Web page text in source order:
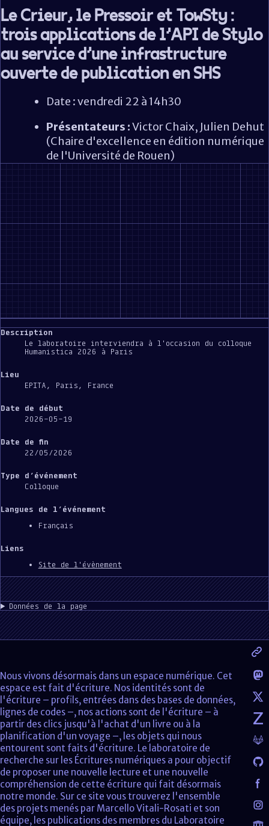
Le Crieur, le Pressoir et TowSty :
trois applications de l'API de Stylo
au service d'une infrastructure
ouverte de publication en SHS
Date : vendredi 22 à 14h30
Présentateurs :Victor Chaix, Julien Dehut
(Chaire d'excellence en édition numérique
de l'Université de Rouen)
Description
Le laboratoire interviendra à l'occasion du colloque
Humanistica 2026 à Paris
Lieu
EPITA, Paris, France
Date de début
2026-05-19
Date de fin
22/05/2026
Type d’événement
Colloque
Langues de l’événement
Français
Liens
Site de l'évènement
Données de la page
Nous vivons désormais dans un espace numérique. Cet
espace est fait d'écriture. Nos identités sont de
l'écriture – profils, entrées dans des bases de données,
lignes de codes –, nos actions sont de l'écriture – à
partir des clics jusqu'à l'achat d'un livre ou à la
planification d'un voyage –, les objets qui nous
entourent sont faits d'écriture. Le laboratoire de
recherche sur les Écritures numériques a pour objectif
de proposer une nouvelle lecture et une nouvelle
compréhension de cette écriture qui fait désormais
notre monde. Sur ce site vous trouverez l'ensemble
des projets menés par Marcello Vitali-Rosati et son
équipe, les publications des membres du Laboratoire